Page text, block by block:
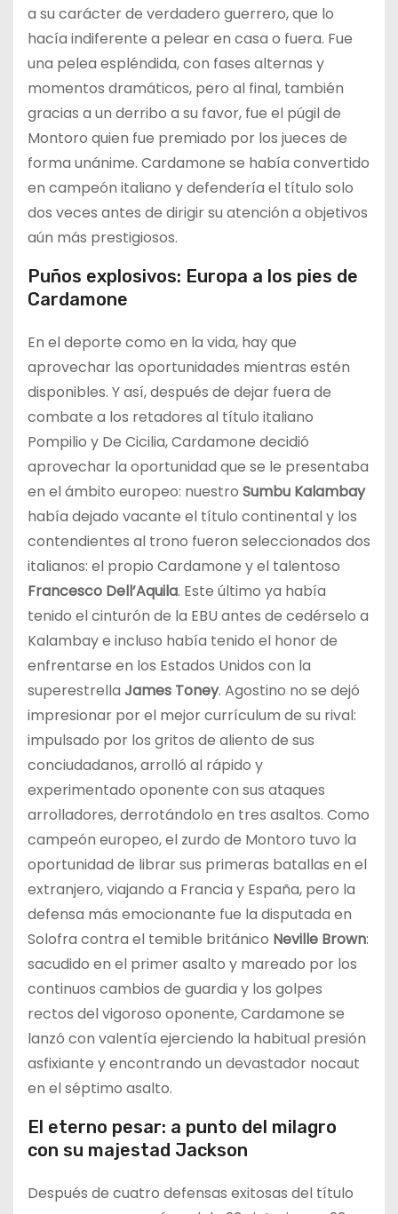
a su carácter de verdadero guerrero, que lo
hacía indiferente a pelear en casa o fuera. Fue
una pelea espléndida, con fases alternas y
momentos dramáticos, pero al final, también
gracias a un derribo a su favor, fue el púgil de
Montoro quien fue premiado por los jueces de
forma unánime. Cardamone se había convertido
en campeón italiano y defendería el título solo
dos veces antes de dirigir su atención a objetivos
aún más prestigiosos.
Puños explosivos: Europa a los pies de
Cardamone
En el deporte como en la vida, hay que
aprovechar las oportunidades mientras estén
disponibles. Y así, después de dejar fuera de
combate a los retadores al título italiano
Pompilio y De Cicilia, Cardamone decidió
aprovechar la oportunidad que se le presentaba
en el ámbito europeo: nuestro Sumbu Kalambay
había dejado vacante el título continental y los
contendientes al trono fueron seleccionados dos
italianos: el propio Cardamone y el talentoso
Francesco Dell’Aquila. Este último ya había
tenido el cinturón de la EBU antes de cedérselo a
Kalambay e incluso había tenido el honor de
enfrentarse en los Estados Unidos con la
superestrella James Toney. Agostino no se dejó
impresionar por el mejor currículum de su rival:
impulsado por los gritos de aliento de sus
conciudadanos, arrolló al rápido y
experimentado oponente con sus ataques
arrolladores, derrotándolo en tres asaltos. Como
campeón europeo, el zurdo de Montoro tuvo la
oportunidad de librar sus primeras batallas en el
extranjero, viajando a Francia y España, pero la
defensa más emocionante fue la disputada en
Solofra contra el temible británico Neville Brown:
sacudido en el primer asalto y mareado por los
continuos cambios de guardia y los golpes
rectos del vigoroso oponente, Cardamone se
lanzó con valentía ejerciendo la habitual presión
asfixiante y encontrando un devastador nocaut
en el séptimo asalto.
El eterno pesar: a punto del milagro
con su majestad Jackson
Después de cuatro defensas exitosas del título